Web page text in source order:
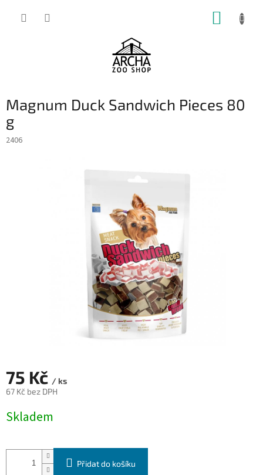
Magnum Duck Sandwich Pieces 80
g
2406
75 Kč / ks
67 Kč bez DPH
cena:
Skladem
Přidat do košíku